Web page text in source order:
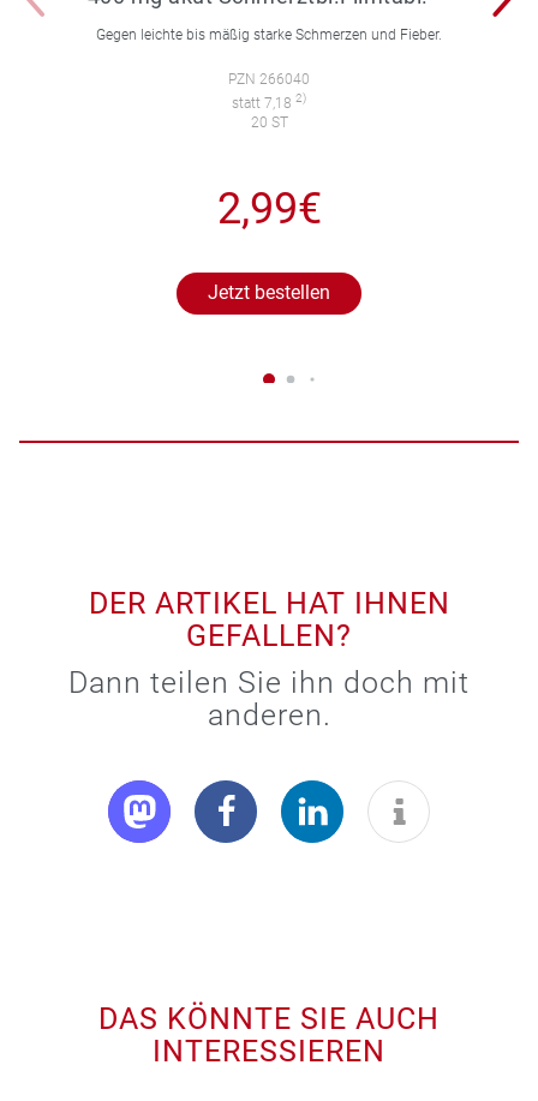
Gegen leichte bis mäßig starke Schmerzen und Fieber.
PZN 266040
statt 7,18 2)
20 ST
2,99€
Jetzt bestellen
DER ARTIKEL HAT IHNEN
GEFALLEN?
Dann teilen Sie ihn doch mit
anderen.
DAS KÖNNTE SIE AUCH
INTERESSIEREN